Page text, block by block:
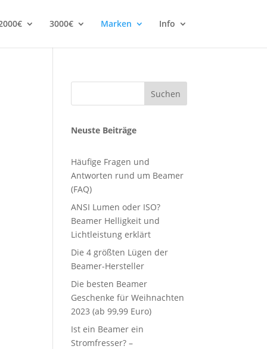
3000€ Marken Info
Suchen
Neuste Beiträge
Häufige Fragen und
Antworten rund um Beamer
(FAQ)
ANSI Lumen oder ISO?
Beamer Helligkeit und
Lichtleistung erklärt
Die 4 größten Lügen der
Beamer-Hersteller
Die besten Beamer
Geschenke für Weihnachten
2023 (ab 99,99 Euro)
Ist ein Beamer ein
Stromfresser? –